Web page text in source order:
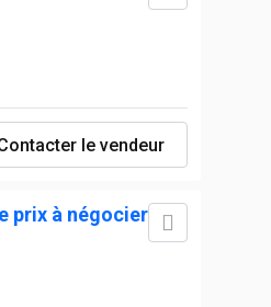
le vendeur
prix à négocier